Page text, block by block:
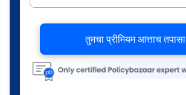
तुमचा प्रीमियम आत्ताच तपासा